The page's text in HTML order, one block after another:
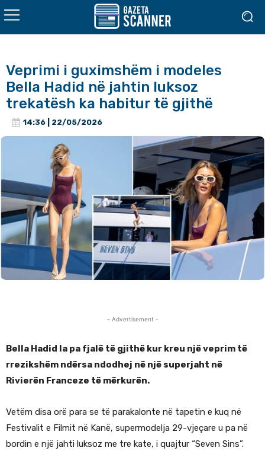
Veprimi i guximshëm i modeles
Bella Hadid në jahtin luksoz
trekatësh ka habitur të gjithë
14:36 | 22/05/2026
- Advertisement -
Bella Hadid la pa fjalë të gjithë kur kreu një veprim të
rrezikshëm ndërsa ndodhej në një superjaht në
Rivierën Franceze të mërkurën.
Vetëm disa orë para se të parakalonte në tapetin e kuq në
Festivalit e Filmit në Kanë, supermodelja 29-vjeçare u pa në
bordin e një jahti luksoz me tre kate, i quajtur “Seven Sins”.